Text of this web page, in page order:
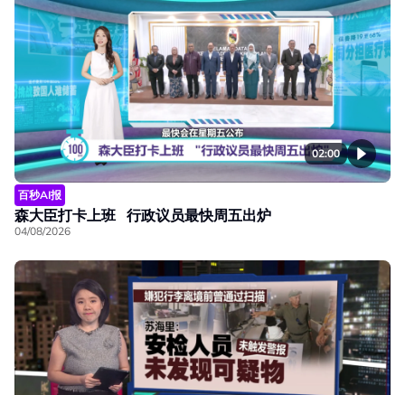
02:00
百秒AI报
森大臣打卡上班 行政议员最快周五出炉
04/08/2026